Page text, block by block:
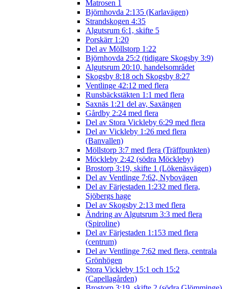
Matrosen 1
Björnhovda 2:135 (Karlavägen)
Strandskogen 4:35
Algutsrum 6:1, skifte 5
Porskärr 1:20
Del av Möllstorp 1:22
Björnhovda 25:2 (tidigare Skogsby 3:9)
Algutsrum 20:10, handelsområdet
Skogsby 8:18 och Skogsby 8:27
Ventlinge 42:12 med flera
Runsbäckstäkten 1:1 med flera
Saxnäs 1:21 del av, Saxängen
Gårdby 2:24 med flera
Del av Stora Vickleby 6:29 med flera
Del av Vickleby 1:26 med flera
(Banvallen)
Möllstorp 3:7 med flera (Träffpunkten)
Möckleby 2:42 (södra Möckleby)
Brostorp 3:19, skifte 1 (Lökenäsvägen)
Del av Ventlinge 7:62, Nybovägen
Del av Färjestaden 1:232 med flera,
Sjöbergs hage
Del av Skogsby 2:13 med flera
Ändring av Algutsrum 3:3 med flera
(Spiroline)
Del av Färjestaden 1:153 med flera
(centrum)
Del av Ventlinge 7:62 med flera, centrala
Grönhögen
Stora Vickleby 15:1 och 15:2
(Capellagården)